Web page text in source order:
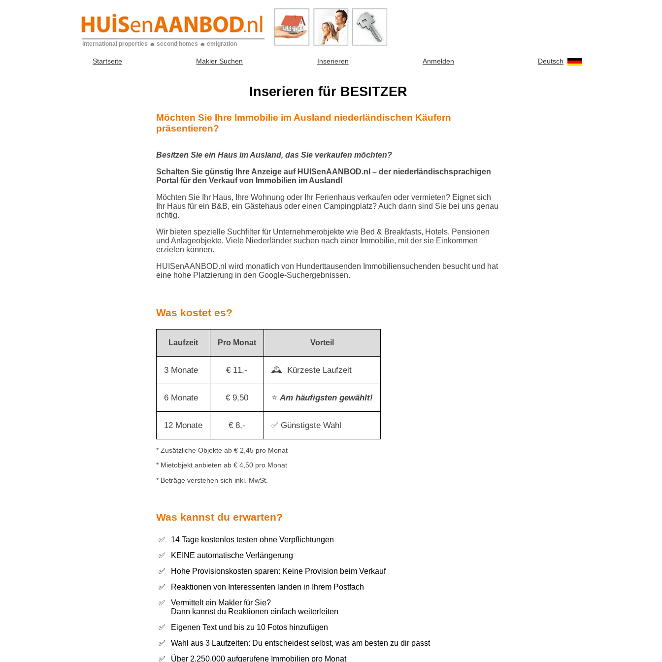
international properties second homes emigration
Startseite Makler Suchen Inserieren Anmelden Deutsch
Inserieren für BESITZER
Möchten Sie Ihre Immobilie im Ausland niederländischen Käufern
präsentieren?
Besitzen Sie ein Haus im Ausland, das Sie verkaufen möchten?
Schalten Sie günstig Ihre Anzeige auf HUISenAANBOD.nl – der niederländischsprachigen
Portal für den Verkauf von Immobilien im Ausland!
Möchten Sie Ihr Haus, Ihre Wohnung oder Ihr Ferienhaus verkaufen oder vermieten? Eignet sich
Ihr Haus für ein B&B, ein Gästehaus oder einen Campingplatz? Auch dann sind Sie bei uns genau
richtig.
Wir bieten spezielle Suchfilter für Unternehmerobjekte wie Bed & Breakfasts, Hotels, Pensionen
und Anlageobjekte. Viele Niederländer suchen nach einer Immobilie, mit der sie Einkommen
erzielen können.
HUISenAANBOD.nl wird monatlich von Hunderttausenden Immobiliensuchenden besucht und hat
eine hohe Platzierung in den Google-Suchergebnissen.
Was kostet es?
Laufzeit Pro Monat Vorteil
3 Monate € 11,- 🕰 ️ Kürzeste Laufzeit
6 Monate € 9,50 ⭐ Am häufigsten gewählt!
12 Monate € 8,- ✅ Günstigste Wahl
* Zusätzliche Objekte ab € 2,45 pro Monat
* Mietobjekt anbieten ab € 4,50 pro Monat
* Beträge verstehen sich inkl. MwSt.
Was kannst du erwarten?
✅
14 Tage kostenlos testen ohne Verpflichtungen
✅
KEINE automatische Verlängerung
✅
Hohe Provisionskosten sparen: Keine Provision beim Verkauf
✅
Reaktionen von Interessenten landen in Ihrem Postfach
✅
Vermittelt ein Makler für Sie?
Dann kannst du Reaktionen einfach weiterleiten
✅
Eigenen Text und bis zu 10 Fotos hinzufügen
✅
Wahl aus 3 Laufzeiten: Du entscheidest selbst, was am besten zu dir passt
✅
Über 2.250.000 aufgerufene Immobilien pro Monat